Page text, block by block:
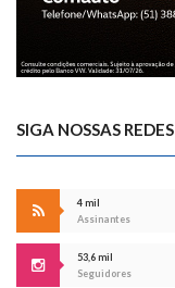
SIGA NOSSAS REDES
4 mil
Assinantes
53,6 mil
Seguidores